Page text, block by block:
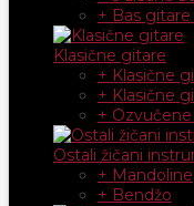
+ Bas
Klasične gitare
+ Klasične
+ Klasične
+
Ostali žičani
+ Mandoline
+ Bendžo